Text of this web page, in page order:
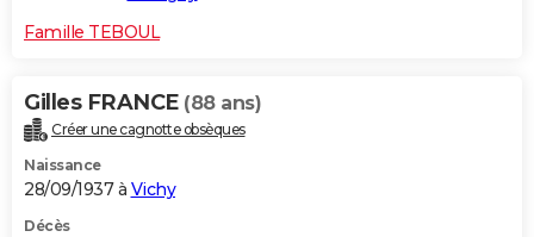
Famille TEBOUL
Gilles FRANCE (88 ans)
Créer une cagnotte obsèques
Naissance
28/09/1937 à Vichy
Décès